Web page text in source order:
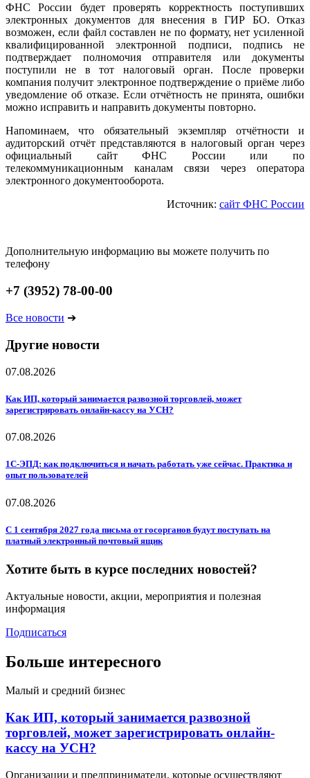
ФНС России будет проверять корректность поступивших
электронных документов для внесения в ГИР БО. Отказ
возможен, если файл составлен не по формату, нет усиленной
квалифицированной электронной подписи, подпись не
подтверждает полномочия отправителя или документы
поступили не в тот налоговый орган. После проверки
компания получит электронное подтверждение о приёме либо
уведомление об отказе. Если отчётность не принята, ошибки
можно исправить и направить документы повторно.
Напоминаем, что обязательный экземпляр отчётности и
аудиторский отчёт представляются в налоговый орган через
официальный сайт ФНС России или по
телекоммуникационным каналам связи через оператора
электронного документооборота.
Источник: сайт ФНС России
Дополнительную информацию вы можете получить по
телефону
+7 (3952) 78-00-00
Все новости ➔
Другие новости
07.08.2026
Как ИП, который занимается развозной торговлей, может
зарегистрировать онлайн-кассу на УСН?
07.08.2026
1С-ЭПД: как подключиться и начать работать уже сейчас. Практика и
опыт пользователей
07.08.2026
С 1 сентября 2027 года письма от госорганов будут поступать на
платный электронный почтовый ящик
Хотите быть в курсе последних новостей?
Актуальные новости, акции, мероприятия и полезная
информация
Подписаться
Больше интересного
Малый и средний бизнес
Как ИП, который занимается развозной
торговлей, может зарегистрировать онлайн-
кассу на УСН?
Организации и предприниматели, которые осуществляют